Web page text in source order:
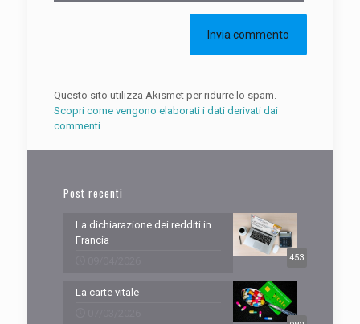
Questo sito utilizza Akismet per ridurre lo spam.
Scopri come vengono elaborati i dati derivati dai
commenti.
Post recenti
453
La dichiarazione dei redditi in
Francia
La carte vitale